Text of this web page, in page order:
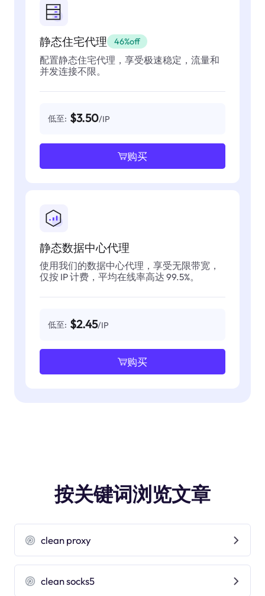
静态住宅代理 46%off
配置静态住宅代理，享受极速稳定，流量和
并发连接不限。
低至: $3.50/IP
购买
静态数据中心代理
使用我们的数据中心代理，享受无限带宽，
仅按 IP 计费，平均在线率高达 99.5%。
低至: $2.45/IP
购买
按关键词浏览文章
clean proxy
clean socks5